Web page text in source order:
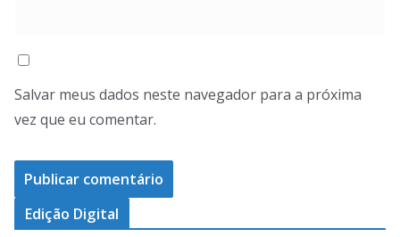
Salvar meus dados neste navegador para a próxima
vez que eu comentar.
Edição Digital